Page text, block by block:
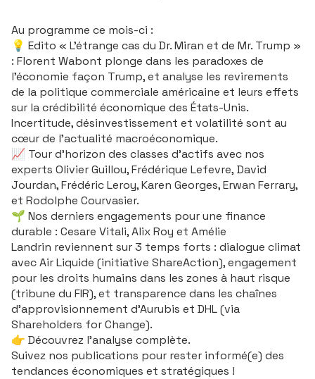
Au programme ce mois-ci :
💡 Edito « L’étrange cas du Dr. Miran et de Mr. Trump »
: Florent Wabont plonge dans les paradoxes de
l’économie façon Trump, et analyse les revirements
de la politique commerciale américaine et leurs effets
sur la crédibilité économique des États-Unis.
Incertitude, désinvestissement et volatilité sont au
cœur de l’actualité macroéconomique.
📈 Tour d'horizon des classes d'actifs avec nos
experts Olivier Guillou, Frédérique Lefevre, David
Jourdan, Frédéric Leroy, Karen Georges, Erwan Ferrary,
et Rodolphe Courvasier.
🌱 Nos derniers engagements pour une finance
durable : Cesare Vitali, Alix Roy et Amélie
Landrin reviennent sur 3 temps forts : dialogue climat
avec Air Liquide (initiative ShareAction), engagement
pour les droits humains dans les zones à haut risque
(tribune du FIR), et transparence dans les chaînes
d’approvisionnement d’Aurubis et DHL (via
Shareholders for Change).
👉 Découvrez l'analyse complète.
Suivez nos publications pour rester informé(e) des
tendances économiques et stratégiques !